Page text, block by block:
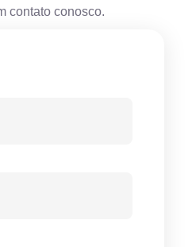
contato conosco.